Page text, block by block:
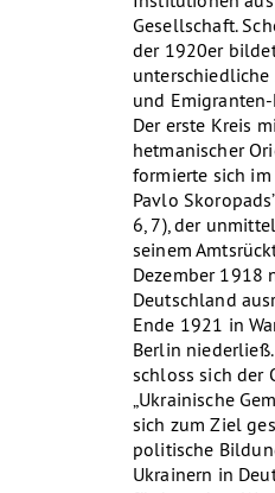
Gesellschaft.
der 1920er
und
Der erste Kreis
hetmanischer
formierte sich
Pavlo
6, 7), der
seinem
Dezember 1918
Deutschland
Ende 1921 in
Berlin niederließ.
schloss sich der
„Ukrainische
sich zum Ziel
politische
Ukrainern in